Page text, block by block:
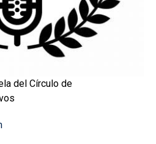
del Círculo de